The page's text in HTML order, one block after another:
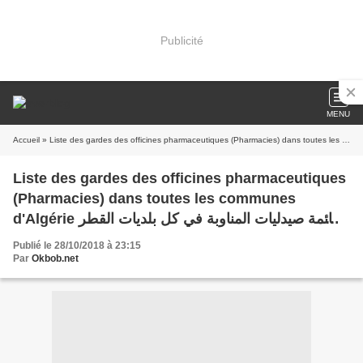
Publicité
MENU
Accueil
Liste des gardes des officines pharmaceutiques
(Pharmacies) dans toutes les communes
d'Algérie قائمة صيدليات المناوبة في كل بلديات القطر
الجزائري
Publié le 28/10/2018 à 23:15
Par Okbob.net